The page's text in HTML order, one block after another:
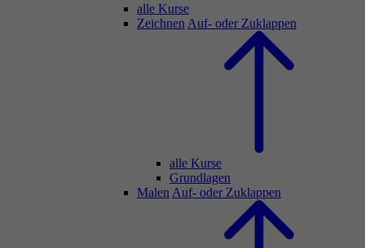
alle Kurse
Zeichnen Auf- oder Zuklappen
alle Kurse
Grundlagen
Malen Auf- oder Zuklappen